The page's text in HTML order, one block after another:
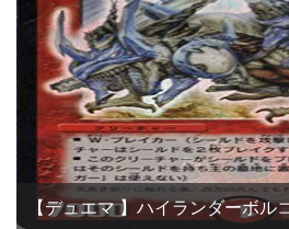
【デュエマ 】ハイランダーボル